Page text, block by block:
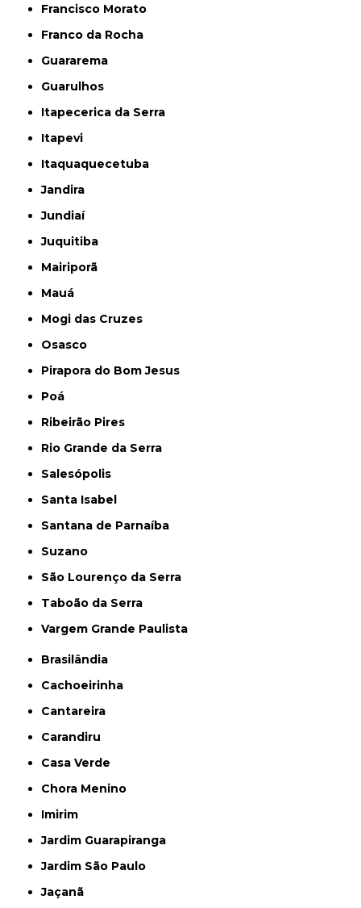
Francisco Morato
Franco da Rocha
Guararema
Guarulhos
Itapecerica da Serra
Itapevi
Itaquaquecetuba
Jandira
Jundiaí
Juquitiba
Mairiporã
Mauá
Mogi das Cruzes
Osasco
Pirapora do Bom Jesus
Poá
Ribeirão Pires
Rio Grande da Serra
Salesópolis
Santa Isabel
Santana de Parnaíba
Suzano
São Lourenço da Serra
Taboão da Serra
Vargem Grande Paulista
Brasilândia
Cachoeirinha
Cantareira
Carandiru
Casa Verde
Chora Menino
Imirim
Jardim Guarapiranga
Jardim São Paulo
Jaçanã